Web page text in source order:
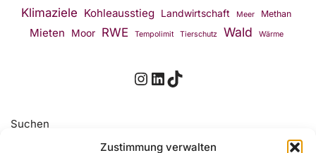
Zustimmung verwalten
Klimaziele Kohleausstieg Landwirtschaft Meer Methan
Mieten Moor RWE Tempolimit Tierschutz Wald Wärme
Suchen
Suchen